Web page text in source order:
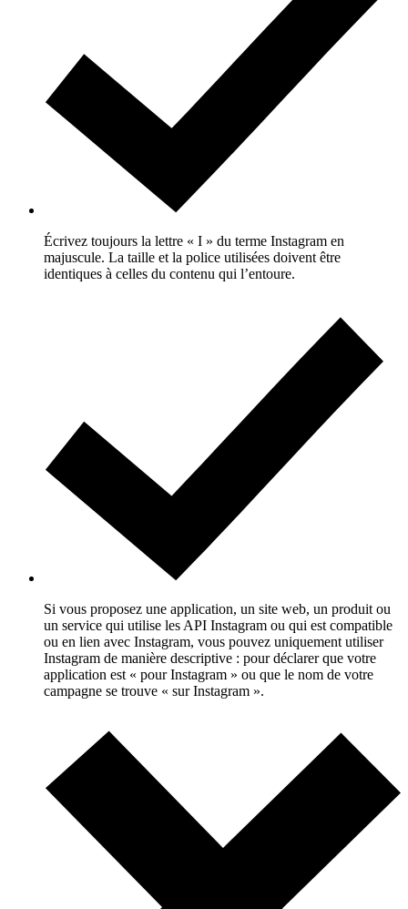
Écrivez toujours la lettre « I » du terme Instagram en
majuscule. La taille et la police utilisées doivent être
identiques à celles du contenu qui l’entoure.
Si vous proposez une application, un site web, un produit ou
un service qui utilise les API Instagram ou qui est compatible
ou en lien avec Instagram, vous pouvez uniquement utiliser
Instagram de manière descriptive : pour déclarer que votre
application est « pour Instagram » ou que le nom de votre
campagne se trouve « sur Instagram ».